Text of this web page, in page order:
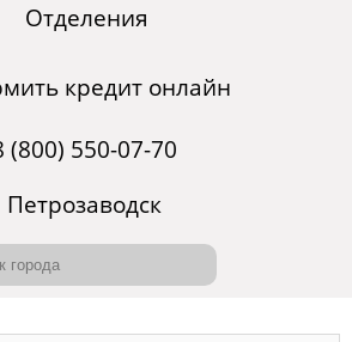
Отделения
кредит онлайн
(800) 550-07-70
Петрозаводск